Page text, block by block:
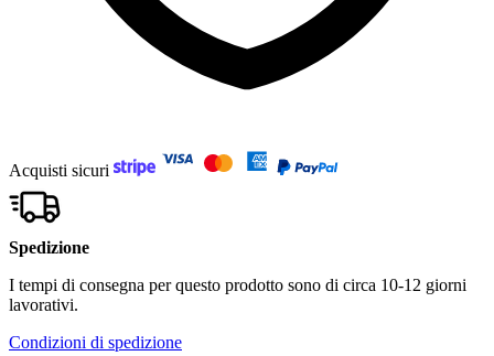
Acquisti sicuri
Spedizione
I tempi di consegna per questo prodotto sono di circa 10-12 giorni
lavorativi.
Condizioni di spedizione